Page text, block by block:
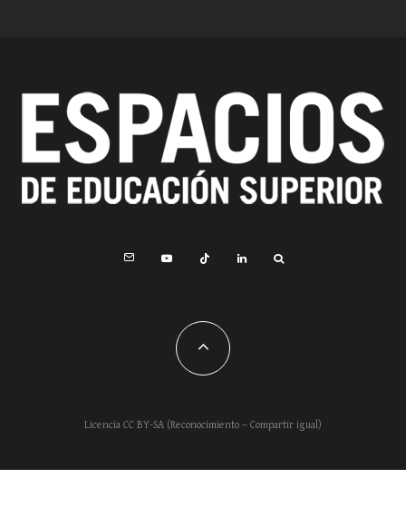
Licencia CC BY-SA (Reconocimiento – Compartir igual)